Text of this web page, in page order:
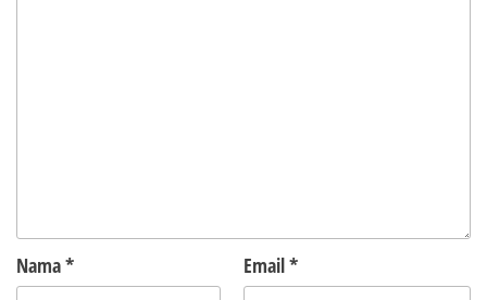
Nama* Email*